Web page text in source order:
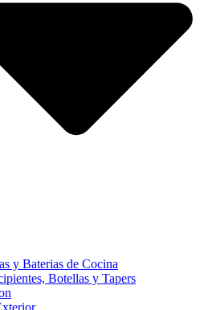
y Baterias de Cocina
Botellas y Tapers